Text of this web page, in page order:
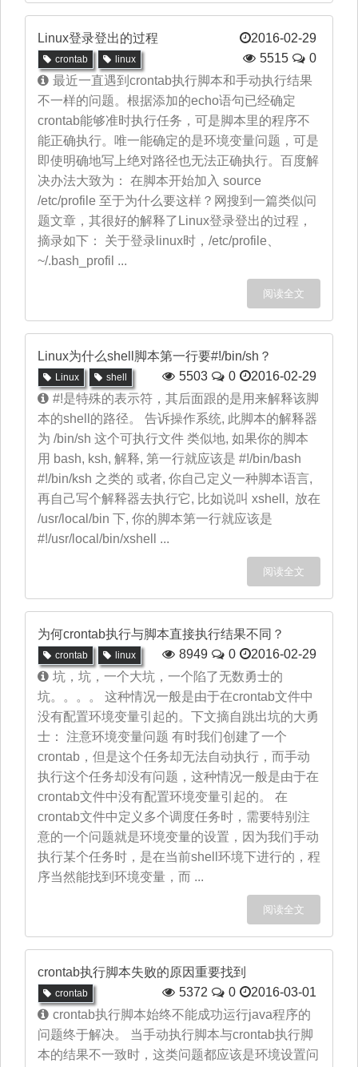
Linux登录登出的过程 2016-02-29
crontab linux 5515
0
最近一直遇到crontab执行脚本和手动执行结果
不一样的问题。根据添加的echo语句已经确定
crontab能够准时执行任务，可是脚本里的程序不
能正确执行。唯一能确定的是环境变量问题，可是
即使明确地写上绝对路径也无法正确执行。百度解
决办法大致为： 在脚本开始加入 source
/etc/profile 至于为什么要这样？网搜到一篇类似问
题文章，其很好的解释了Linux登录登出的过程，
摘录如下： 关于登录linux时，/etc/profile、
~/.bash_profil ...
阅读全文
Linux为什么shell脚本第一行要#!/bin/sh？
2016-02-29
Linux shell 5503
0
#!是特殊的表示符，其后面跟的是用来解释该脚
本的shell的路径。 告诉操作系统, 此脚本的解释器
为 /bin/sh 这个可执行文件 类似地, 如果你的脚本
用 bash, ksh, 解释, 第一行就应该是 #!/bin/bash
#!/bin/ksh 之类的 或者, 你自己定义一种脚本语言,
再自己写个解释器去执行它, 比如说叫 xshell, 放在
/usr/local/bin 下, 你的脚本第一行就应该是
#!/usr/local/bin/xshell ...
阅读全文
为何crontab执行与脚本直接执行结果不同？
2016-02-29
crontab linux 8949
0
坑，坑，一个大坑，一个陷了无数勇士的
坑。。。。 这种情况一般是由于在crontab文件中
没有配置环境变量引起的。下文摘自跳出坑的大勇
士： 注意环境变量问题 有时我们创建了一个
crontab，但是这个任务却无法自动执行，而手动
执行这个任务却没有问题，这种情况一般是由于在
crontab文件中没有配置环境变量引起的。 在
crontab文件中定义多个调度任务时，需要特别注
意的一个问题就是环境变量的设置，因为我们手动
执行某个任务时，是在当前shell环境下进行的，程
序当然能找到环境变量，而 ...
阅读全文
crontab执行脚本失败的原因重要找到
2016-03-01
crontab 5372
0
crontab执行脚本始终不能成功运行java程序的
问题终于解决。 当手动执行脚本与crontab执行脚
本的结果不一致时，这类问题都应该是环境设置问